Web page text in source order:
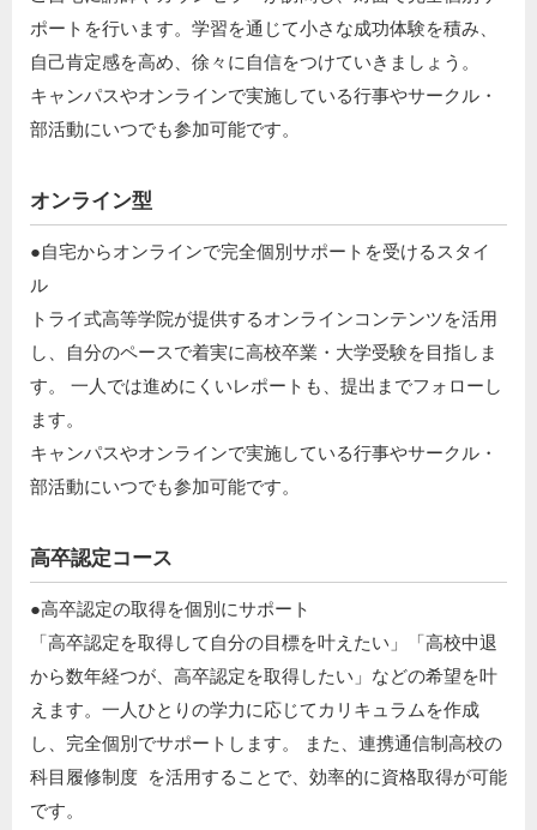
ポートを行います。学習を通じて小さな成功体験を積み、
自己肯定感を高め、徐々に自信をつけていきましょう。​
キャンパスやオンラインで実施している行事やサークル・
部活動にいつでも参加可能です。
オンライン型
●自宅からオンラインで完全個別サポートを受けるスタイ
ル​
トライ式高等学院が提供するオンラインコンテンツを活用
し、自分のペースで着実に高校卒業・大学受験を目指しま
す。 一人では進めにくいレポートも、提出までフォローし
ます。​
キャンパスやオンラインで実施している行事やサークル・
部活動にいつでも参加可能です。
高卒認定コース
●高卒認定の取得を個別にサポート ​
「高卒認定を取得して自分の目標を叶えたい」「高校中退
から数年経つが、高卒認定を取得したい」などの希望を叶
えます。一人ひとりの学力に応じてカリキュラムを作成
し、完全個別でサポートします。 また、連携通信制高校の
科目履修制度 を活用することで、効率的に資格取得が可能
です。